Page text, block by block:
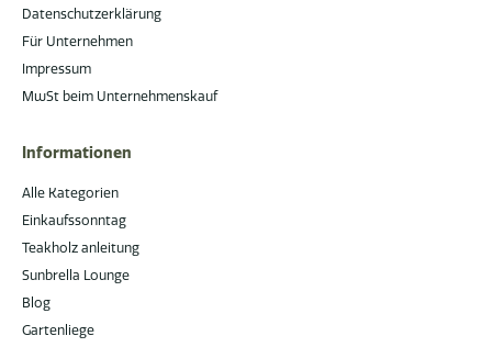
Datenschutzerklärung
Für Unternehmen
Impressum
MwSt beim Unternehmenskauf
Informationen
Alle Kategorien
Einkaufssonntag
Teakholz anleitung
Sunbrella Lounge
Blog
Gartenliege